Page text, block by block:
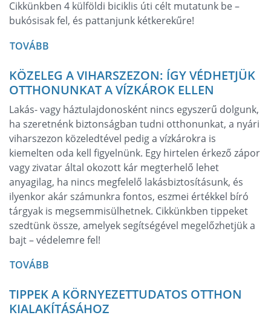
Cikkünkben 4 külföldi biciklis úti célt mutatunk be –
bukósisak fel, és pattanjunk kétkerekűre!
TOVÁBB
KÖZELEG A VIHARSZEZON: ÍGY VÉDHETJÜK
OTTHONUNKAT A VÍZKÁROK ELLEN
Lakás- vagy háztulajdonosként nincs egyszerű dolgunk,
ha szeretnénk biztonságban tudni otthonunkat, a nyári
viharszezon közeledtével pedig a vízkárokra is
kiemelten oda kell figyelnünk. Egy hirtelen érkező zápor
vagy zivatar által okozott kár megterhelő lehet
anyagilag, ha nincs megfelelő lakásbiztosításunk, és
ilyenkor akár számunkra fontos, eszmei értékkel bíró
tárgyak is megsemmisülhetnek. Cikkünkben tippeket
szedtünk össze, amelyek segítségével megelőzhetjük a
bajt – védelemre fel!
TOVÁBB
TIPPEK A KÖRNYEZETTUDATOS OTTHON
KIALAKÍTÁSÁHOZ